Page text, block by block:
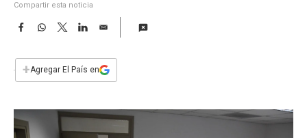
Compartir esta noticia
F
e
b
k
W
s
T
w
t
L
n
E
i
l
+Agregar El País en